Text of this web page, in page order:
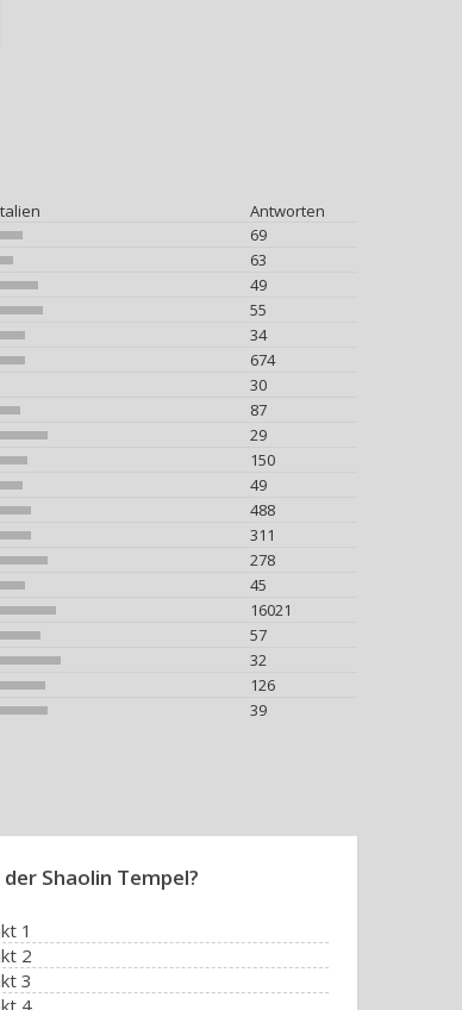
Antworten
69
63
49
55
34
674
30
87
29
150
49
488
311
278
45
16021
57
32
126
39
Shaolin Tempel?
1
2
3
4